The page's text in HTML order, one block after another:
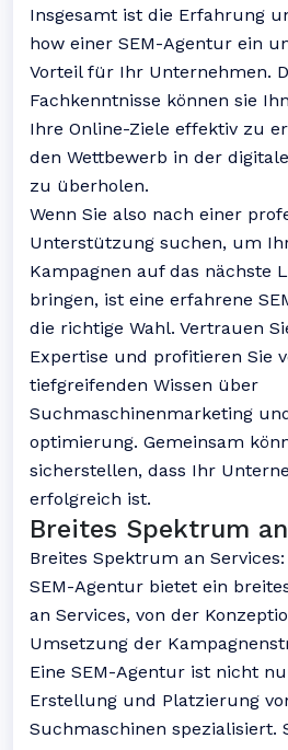
Insgesamt ist die Erfahrung
how einer SEM-Agentur ein
Vorteil für Ihr Unternehmen.
Fachkenntnisse können sie
Ihre Online-Ziele effektiv zu
den Wettbewerb in der
zu überholen.
Wenn Sie also nach einer
Unterstützung suchen, um
Kampagnen auf das nächste
bringen, ist eine erfahrene
die richtige Wahl. Vertrauen
Expertise und profitieren Sie
tiefgreifenden Wissen über
Suchmaschinenmarketing
optimierung. Gemeinsam
sicherstellen, dass Ihr
erfolgreich ist.
Breites Spektrum
Breites Spektrum an
SEM-Agentur bietet ein
an Services, von der
Umsetzung der
Eine SEM-Agentur ist nicht
Erstellung und Platzierung
Suchmaschinen spezialisiert.